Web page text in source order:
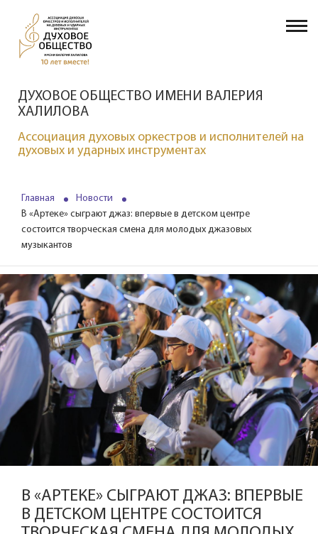
ДУХОВОЕ ОБЩЕСТВО ИМЕНИ ВАЛЕРИЯ
ХАЛИЛОВА
Ассоциация духовых оркестров и исполнителей на
духовых и ударных инструментах
Главная
Новости
В «Артеке» сыграют джаз: впервые в детском центре
состоится творческая смена для молодых джазовых
музыкантов
В «АРТЕКЕ» СЫГРАЮТ ДЖАЗ: ВПЕРВЫЕ
В ДЕТСКОМ ЦЕНТРЕ СОСТОИТСЯ